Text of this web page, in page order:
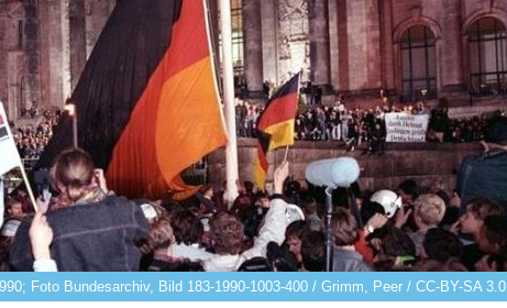
Foto Bundesarchiv, Bild 183-1990-1003-400 / Grimm, Peer / CC-BY-SA 3.0